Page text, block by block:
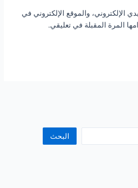
الإلكتروني، والموقع الإلكتروني في
المرة المقبلة في تعليقي.
البحث